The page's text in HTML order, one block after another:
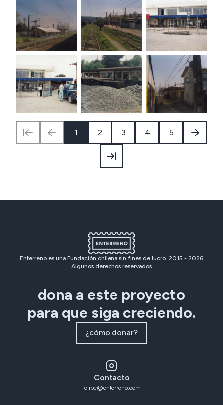
1 2 3 4 5
Enterreno es una Fundación chilena sin fines de lucro. 2015 - 2026
Algunos derechos reservados
dona a este proyecto
para que siga creciendo.
¿cómo donar?
Contacto
felipe@enterreno.com